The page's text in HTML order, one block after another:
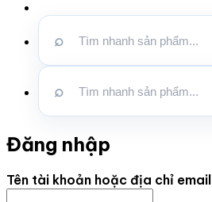
⌕
⌕
Đăng nhập
Tên tài khoản hoặc địa chỉ email